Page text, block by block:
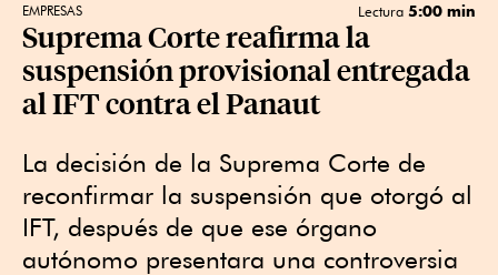
EMPRESAS Lectura 5:00 min
Suprema Corte reafirma la
suspensión provisional entregada
al IFT contra el Panaut
La decisión de la Suprema Corte de
reconfirmar la suspensión que otorgó al
IFT, después de que ese órgano
autónomo presentara una controversia